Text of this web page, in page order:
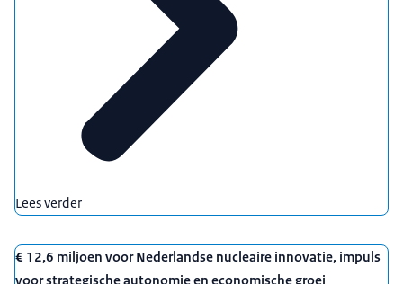
Lees verder
€ 12,6 miljoen voor Nederlandse nucleaire innovatie, impuls
voor strategische autonomie en economische groei